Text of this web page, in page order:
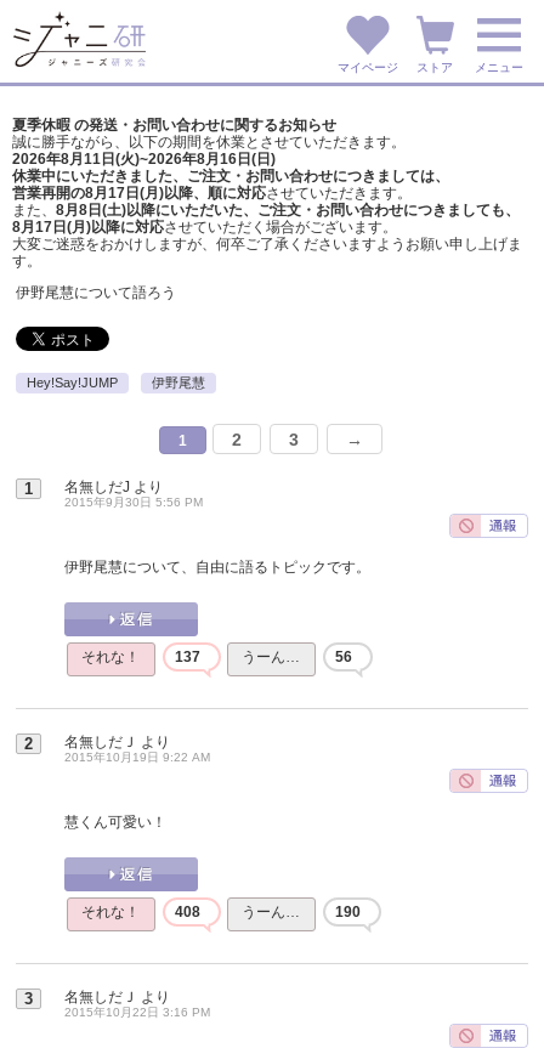
マイページ ストア メニュー
夏季休暇 の発送・お問い合わせに関するお知らせ
誠に勝手ながら、以下の期間を休業とさせていただきます。
2026年8月11日(火)~2026年8月16日(日)
休業中にいただきました、ご注文・お問い合わせにつきましては、
営業再開の8月17日(月)以降、順に対応させていただきます。
また、 8月8日(土)以降にいただいた、ご注文・ お問い合わせにつきましても、
8月17日(月)以降に対応させていただく場合がございます。
大変ご迷惑をおかけしますが、 何卒ご了承くださいますようお願い申し上げま
す。
伊野尾慧について語ろう
Hey!Say!JUMP 伊野尾慧
1 2 3 →
1 名無しだJ より
2015年9月30日 5:56 PM
伊野尾慧について、自由に語るトピックです。
それな！ 137 うーん… 56
2 名無しだＪ より
2015年10月19日 9:22 AM
慧くん可愛い！
それな！ 408 うーん… 190
3 名無しだＪ より
2015年10月22日 3:16 PM